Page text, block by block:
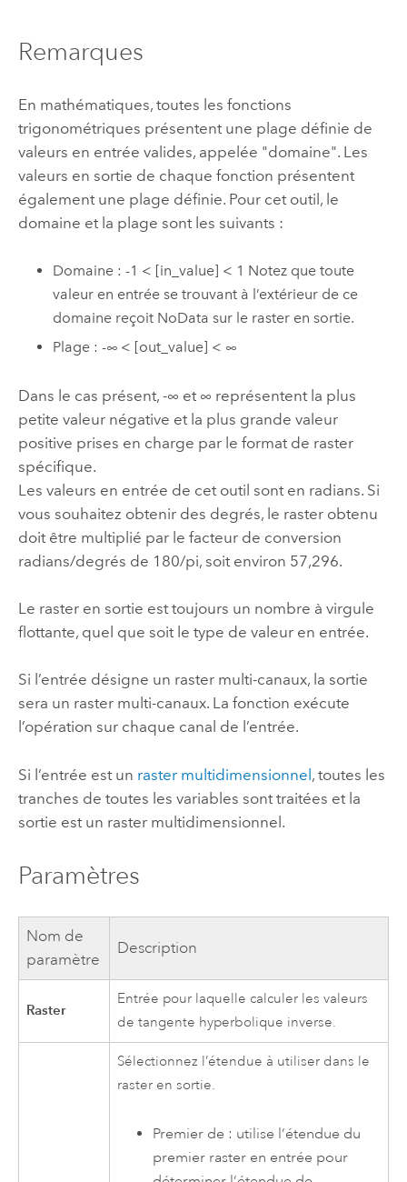
Remarques
En mathématiques, toutes les fonctions
trigonométriques présentent une plage définie de
valeurs en entrée valides, appelée "domaine". Les
valeurs en sortie de chaque fonction présentent
également une plage définie. Pour cet outil, le
domaine et la plage sont les suivants :
Domaine : -1 < [in_value] < 1 Notez que toute
valeur en entrée se trouvant à l’extérieur de ce
domaine reçoit NoData sur le raster en sortie.
Plage : -∞ < [out_value] < ∞
Dans le cas présent, -∞ et ∞ représentent la plus
petite valeur négative et la plus grande valeur
positive prises en charge par le format de raster
spécifique.
Les valeurs en entrée de cet outil sont en radians. Si
vous souhaitez obtenir des degrés, le raster obtenu
doit être multiplié par le facteur de conversion
radians/degrés de 180/pi, soit environ 57,296.
Le raster en sortie est toujours un nombre à virgule
flottante, quel que soit le type de valeur en entrée.
Si l’entrée désigne un raster multi-canaux, la sortie
sera un raster multi-canaux. La fonction exécute
l’opération sur chaque canal de l’entrée.
Si l’entrée est un raster multidimensionnel, toutes les
tranches de toutes les variables sont traitées et la
sortie est un raster multidimensionnel.
Paramètres
Nom de
paramètre
Description
Raster
Entrée pour laquelle calculer les valeurs
de tangente hyperbolique inverse.
Sélectionnez l’étendue à utiliser dans le
raster en sortie.
Premier de : utilise l’étendue du
premier raster en entrée pour